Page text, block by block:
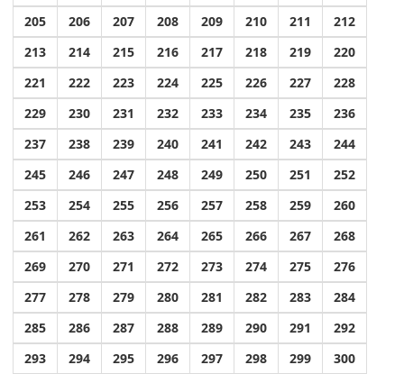
205 206 207 208 209 210 211
212
213
214 215 216 217 218 219
220
221
222 223 224 225 226 227
228
229
230 231 232 233 234 235
236
237
238 239 240 241 242 243
244
245
246 247 248 249 250 251
252
253
254 255 256 257 258 259
260
261
262 263 264 265 266 267
268
269
270 271 272 273 274 275
276
277
278 279 280 281 282 283
284
285
286 287 288 289 290 291
292
293
294 295 296 297 298 299
300